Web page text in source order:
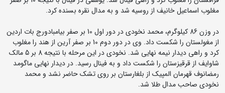
مغلوب اسماعیل خانیف از روسیه شد و به مدال نقره بسنده کرد.
در وزن 86 کیلوگرم، محمد نخودی در دور اول 10 بر صفر بیامبادورج بات اردین
از مغولستان را شکست داد. وی در دور دوم 10 بر صفر آرین از هند را مغلوب
کرد و راهی دیدار نیمه نهایی شد. نخودی در این مرحله با نتیجه 8 بر 5 مالک
شاوایف از قرقیزستان را شکست داد و به فینال رسید. در دیدار نهایی ماگومد
رمضانوف قهرمان المپیک از بلغارستان بر روی تشک حاضر نشد و محمد
نخودی صاحب مدال طلا شد.